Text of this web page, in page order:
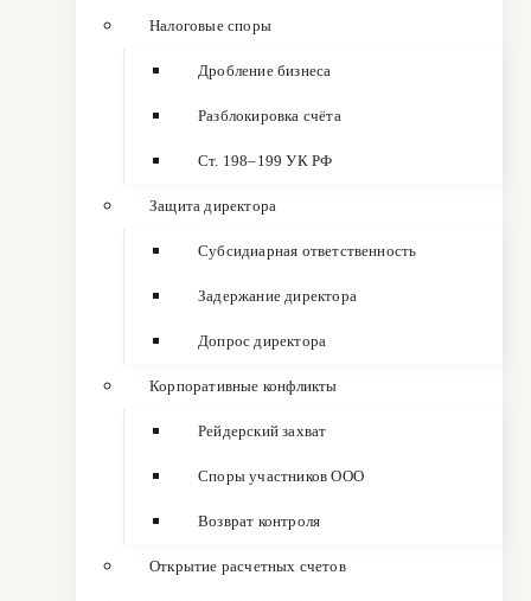
Налоговые споры
Дробление бизнеса
Разблокировка счёта
Ст. 198–199 УК РФ
Защита директора
Субсидиарная ответственность
Задержание директора
Допрос директора
Корпоративные конфликты
Рейдерский захват
Споры участников ООО
Возврат контроля
Открытие расчетных счетов